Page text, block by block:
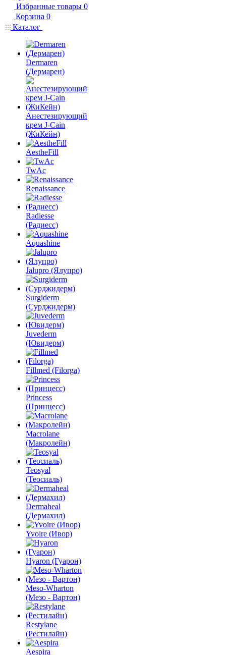
Избранные товары 0
Корзина 0
Каталог
Dermaren
(Дермарен)
Анестезирующий
крем J-Cain
(ЖиКейн)
AestheFill
TwAc
Renaissance
Radiesse
(Радиесс)
Aquashine
Jalupro (Ялупро)
Surgiderm
(Сурджидерм)
Juvederm
(Ювидерм)
Fillmed (Filorga)
Princess
(Принцесс)
Macrolane
(Макролейн)
Teosyal
(Теосиаль)
Dermaheal
(Дермахил)
Yvoire (Ивор)
Hyaron (Гуарон)
Meso-Wharton
(Мезо - Вартон)
Restylane
(Рестилайн)
Aespira